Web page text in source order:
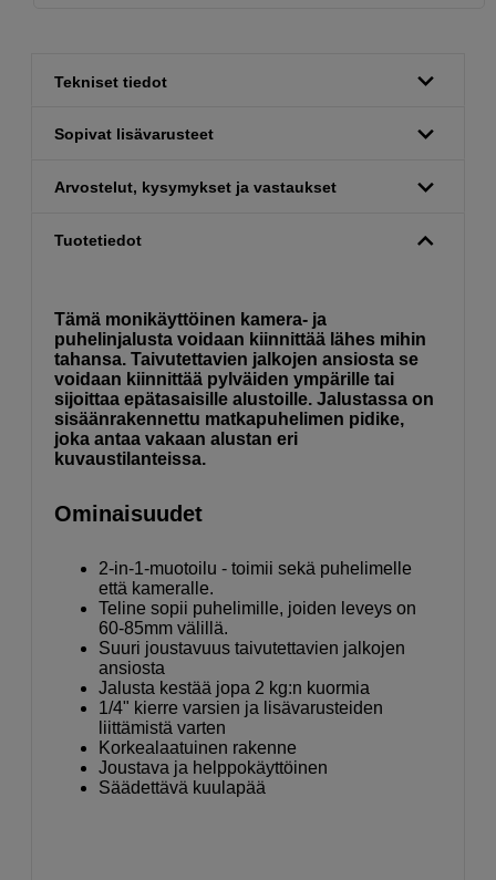
Tekniset tiedot
Sopivat lisävarusteet
Arvostelut, kysymykset ja vastaukset
Tuotetiedot
Tämä monikäyttöinen kamera- ja
puhelinjalusta voidaan kiinnittää lähes mihin
tahansa. Taivutettavien jalkojen ansiosta se
voidaan kiinnittää pylväiden ympärille tai
sijoittaa epätasaisille alustoille. Jalustassa on
sisäänrakennettu matkapuhelimen pidike,
joka antaa vakaan alustan eri
kuvaustilanteissa.
Ominaisuudet
2-in-1-muotoilu - toimii sekä puhelimelle
että kameralle.
Teline sopii puhelimille, joiden leveys on
60-85mm välillä.
Suuri joustavuus taivutettavien jalkojen
ansiosta
Jalusta kestää jopa 2 kg:n kuormia
1/4" kierre varsien ja lisävarusteiden
liittämistä varten
Korkealaatuinen rakenne
Joustava ja helppokäyttöinen
Säädettävä kuulapää